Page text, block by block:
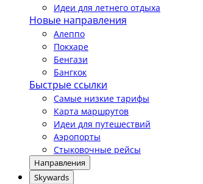
Идеи для летнего отдыха
Новые направления
Алеппо
Покхаре
Бенгази
Бангкок
Быстрые ссылки
Самые низкие тарифы
Карта маршрутов
Идеи для путешествий
Аэропорты
Стыковочные рейсы
Направления
Skywards